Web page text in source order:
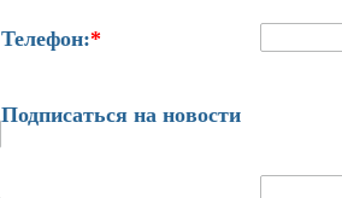
Телефон:*
Подписаться на новости